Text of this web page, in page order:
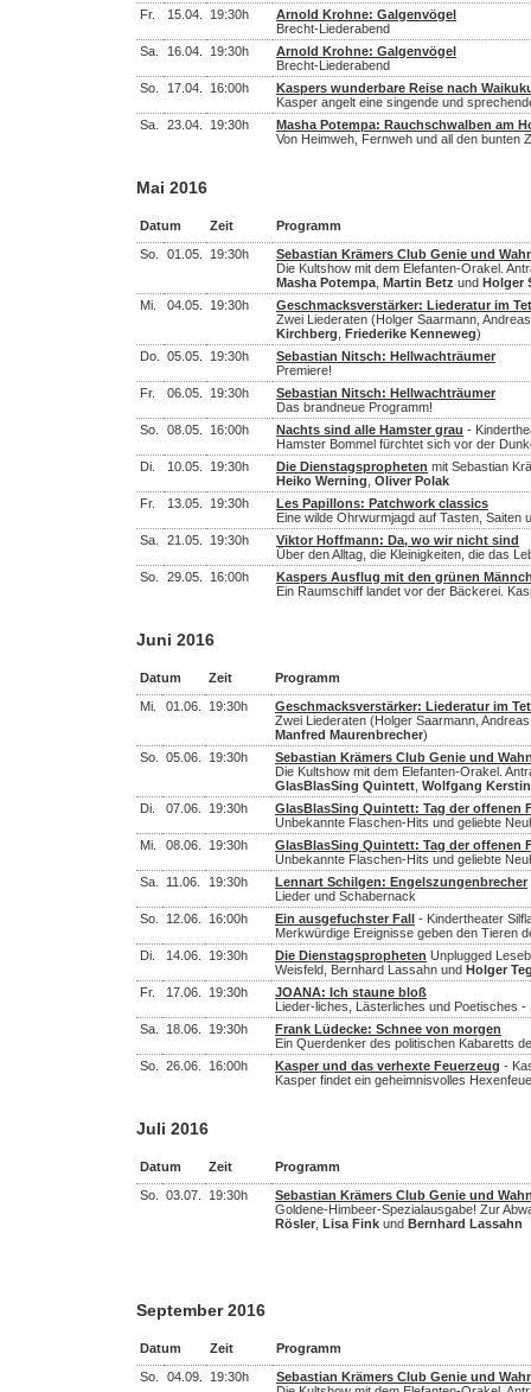
Fr.
15.04. 19:30h
Arnold Krohne: Galgenvögel
Brecht-Liederabend
Sa.
16.04. 19:30h
Arnold Krohne: Galgenvögel
Brecht-Liederabend
So.
17.04. 16:00h
Kaspers wunderbare Reise nach
Kasper angelt eine singende und
Sa.
23.04. 19:30h
Masha Potempa: Rauchschwalben am
Von Heimweh, Fernweh und all den bunten
Mai 2016
Datum Zeit
Programm
So.
01.05. 19:30h
Sebastian Krämers Club Genie und
Die Kultshow mit dem Elefanten-Orakel.
Masha Potempa Martin Betz und Holger
Mi.
04.05. 19:30h
Geschmacksverstärker: Liederatur im
Zwei Liederaten (Holger Saarmann,
Kirchberg Friederike Kenneweg)
Do.
05.05. 19:30h
Sebastian Nitsch: Hellwachträumer
Premiere!
Fr.
06.05. 19:30h
Sebastian Nitsch: Hellwachträumer
Das brandneue Programm!
So.
08.05. 16:00h Nachts sind alle Hamster grau -
Hamster Bommel fürchtet sich vor der
Di.
10.05. 19:30h Die Dienstagspropheten mit Sebastian
Heiko Werning Oliver Polak
Fr.
13.05. 19:30h
Les Papillons: Patchwork classics
Eine wilde Ohrwurmjagd auf Tasten, Saiten
Sa.
21.05. 19:30h
Viktor Hoffmann: Da, wo wir nicht sind
Über den Alltag, die Kleinigkeiten, die das
So.
29.05. 16:00h
Kaspers Ausflug mit den grünen
Ein Raumschiff landet vor der Bäckerei.
Juni 2016
Datum Zeit
Programm
Mi.
01.06. 19:30h
Geschmacksverstärker: Liederatur im
Zwei Liederaten (Holger Saarmann,
Manfred Maurenbrecher)
So.
05.06. 19:30h
Sebastian Krämers Club Genie und
Die Kultshow mit dem Elefanten-Orakel.
GlasBlasSing Quintett Wolfgang
Di.
07.06. 19:30h
GlasBlasSing Quintett: Tag der offenen
Unbekannte Flaschen-Hits und geliebte
Mi.
08.06. 19:30h
GlasBlasSing Quintett: Tag der offenen
Unbekannte Flaschen-Hits und geliebte
Sa.
11.06. 19:30h
Lennart Schilgen: Engelszungenbrecher
Lieder und Schabernack
So.
12.06. 16:00h Ein ausgefuchster Fall - Kindertheater
Merkwürdige Ereignisse geben den Tieren
Di.
14.06. 19:30h Die Dienstagspropheten Unplugged
Weisfeld, Bernhard Lassahn und Holger
Fr.
17.06. 19:30h
JOANA: Ich staune bloß
Lieder-liches, Lästerliches und Poetisches
Sa.
18.06. 19:30h
Frank Lüdecke: Schnee von morgen
Ein Querdenker des politischen Kabaretts
So.
26.06. 16:00h Kasper und das verhexte Feuerzeug -
Kasper findet ein geheimnisvolles
Juli 2016
Datum Zeit
Programm
So.
03.07. 19:30h
Sebastian Krämers Club Genie und
Goldene-Himbeer-Spezialausgabe! Zur
Rösler Lisa Fink und Bernhard Lassahn
September 2016
Datum Zeit
Programm
So.
04.09. 19:30h
Sebastian Krämers Club Genie und